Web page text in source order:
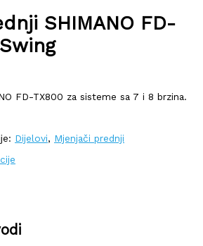
SHIMANO FD-
FD-TX800 za sisteme sa 7 i 8 brzina.
Dijelovi, Mjenjači prednji